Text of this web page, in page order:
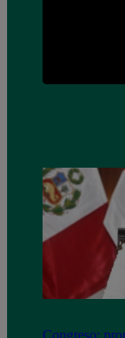
Congreso: